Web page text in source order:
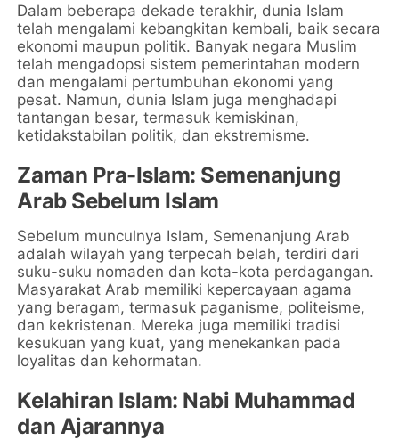
Dalam beberapa dekade terakhir, dunia Islam
telah mengalami kebangkitan kembali, baik secara
ekonomi maupun politik. Banyak negara Muslim
telah mengadopsi sistem pemerintahan modern
dan mengalami pertumbuhan ekonomi yang
pesat. Namun, dunia Islam juga menghadapi
tantangan besar, termasuk kemiskinan,
ketidakstabilan politik, dan ekstremisme.
Zaman Pra-Islam: Semenanjung
Arab Sebelum Islam
Sebelum munculnya Islam, Semenanjung Arab
adalah wilayah yang terpecah belah, terdiri dari
suku-suku nomaden dan kota-kota perdagangan.
Masyarakat Arab memiliki kepercayaan agama
yang beragam, termasuk paganisme, politeisme,
dan kekristenan. Mereka juga memiliki tradisi
kesukuan yang kuat, yang menekankan pada
loyalitas dan kehormatan.
Kelahiran Islam: Nabi Muhammad
dan Ajarannya